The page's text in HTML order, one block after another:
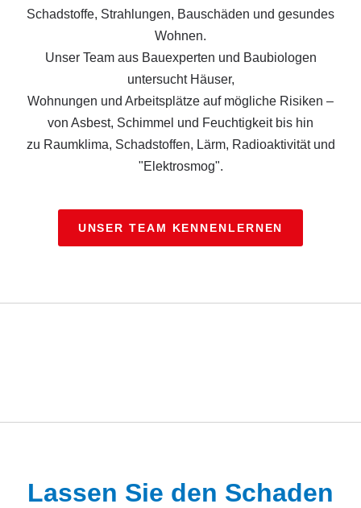
Schadstoffe, Strahlungen, Bauschäden und gesundes
Wohnen.
Unser Team aus Bauexperten und Baubiologen
untersucht Häuser,
Wohnungen und Arbeitsplätze auf mögliche Risiken –
von Asbest, Schimmel und Feuchtigkeit bis hin
zu Raumklima, Schadstoffen, Lärm, Radioaktivität und
"Elektrosmog".
UNSER TEAM KENNENLERNEN
Lassen Sie den Schaden